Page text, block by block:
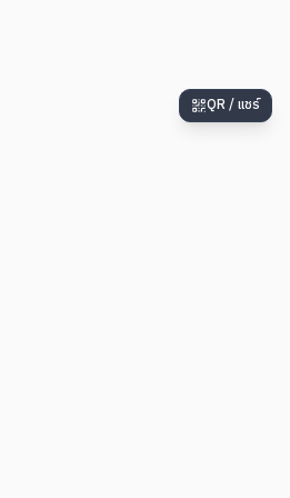
QR / แชร์